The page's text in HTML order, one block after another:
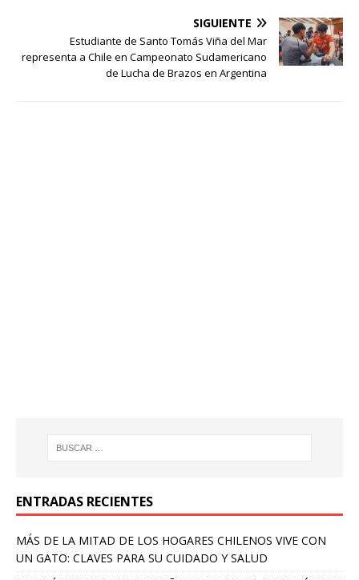
SIGUIENTE
Estudiante de Santo Tomás Viña del Mar
representa a Chile en Campeonato Sudamericano
de Lucha de Brazos en Argentina
ENTRADAS RECIENTES
MÁS DE LA MITAD DE LOS HOGARES CHILENOS VIVE CON
UN GATO: CLAVES PARA SU CUIDADO Y SALUD